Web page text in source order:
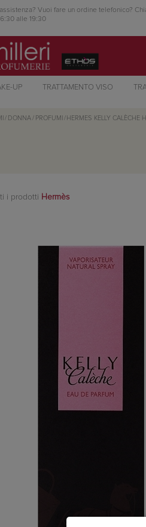
Vuoi fare un ordine telefonico?
alle 19:30
UP TRATTAMENTO VISO
/ DONNA / PROFUMI / HERMES KELLY CALÈCHE
i prodotti Hermès